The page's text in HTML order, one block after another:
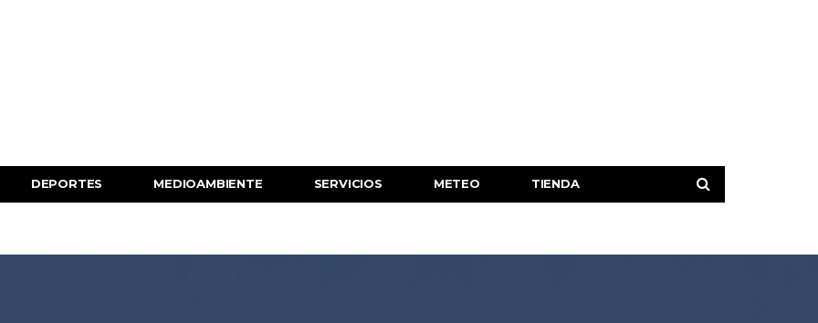
DEPORTES MEDIOAMBIENTE SERVICIOS METEO TIENDA